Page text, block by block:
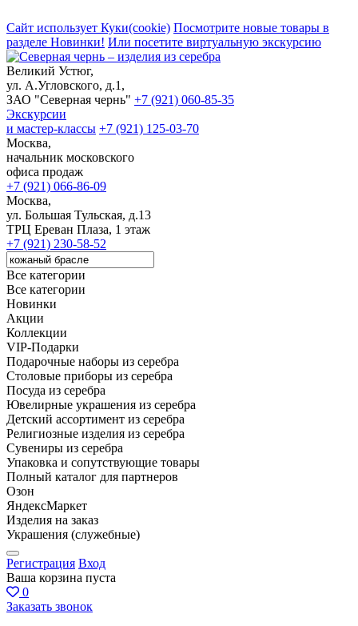
Сайт использует Куки(cookie) Посмотрите новые товары в
разделе Новинки! Или посетите виртуальную экскурсию
Великий Устюг,
ул. А.Угловского, д.1,
ЗАО "Северная чернь" +7 (921) 060-85-35
Экскурсии
и мастер-классы +7 (921) 125-03-70
Москва,
начальник московского
офиса продаж
+7 (921) 066-86-09
Москва,
ул. Большая Тульская, д.13
ТРЦ Ереван Плаза, 1 этаж
+7 (921) 230-58-52
Все категории
Все категории
Новинки
Акции
Коллекции
VIP-Подарки
Подарочные наборы из серебра
Столовые приборы из серебра
Посуда из серебра
Ювелирные украшения из серебра
Детский ассортимент из серебра
Религиозные изделия из серебра
Сувениры из серебра
Упаковка и сопутствующие товары
Полный каталог для партнеров
Озон
ЯндексМаркет
Изделия на заказ
Украшения (служебные)
Регистрация Вход
Ваша корзина пуста
0
Заказать звонок